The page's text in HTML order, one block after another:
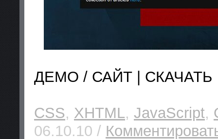
ДЕМО / САЙТ | СКАЧАТЬ
CSS, XHTML, JavaScript,
06.10.10 /